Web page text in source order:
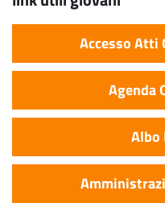
Accesso Atti
Agenda
Albo